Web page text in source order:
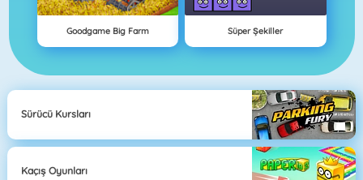
Goodgame Big Farm Süper Şekiller
Sürücü Kursları
Kaçış Oyunları